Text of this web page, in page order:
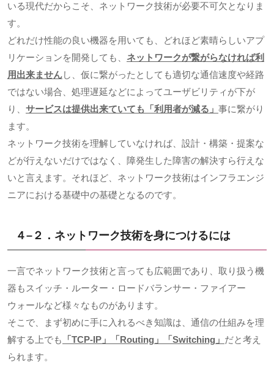
いる現代だからこそ、ネットワーク技術が必要不可欠となりま
す。
どれだけ性能の良い機器を用いても、どれほど素晴らしいアプ
リケーションを開発しても、 ネットワークが繋がらなければ利
用出来ませんし、仮に繋がったとしても適切な通信速度や経路
ではない場合、処理遅延などによってユーザビリティが下が
り、 サービスは提供出来ていても「利用者が減る」 事に繋がり
ます。
ネットワーク技術を理解していなければ、設計・構築・提案な
どが行えないだけではなく、障発生した障害の解決すら行えな
いと言えます。それほど、ネットワーク技術はインフラエンジ
ニアにおける基礎中の基礎となるのです。
４– ２．ネットワーク技術を身につけるには
一言でネットワーク技術と言っても広範囲であり、取り扱う機
器もスイッチ・ルーター・ロードバランサー・ファイアー
ウォールなど様々なものがあります。
そこで、まず初めに手に入れるべき知識は、通信の仕組みを理
解する上でも
「TCP-IP 」「Routing 」「Switching 」 だと考え
られます。